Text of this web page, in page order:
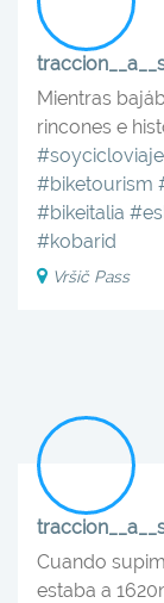
Mientras
rincones e
#biketourism
#bikeitalia
#kobarid
Vršič Pass
Cuando
estaba a